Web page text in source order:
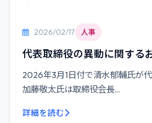
2026/02/17 人事
代表取締役の異動に関する
2026年3月1日付で清水郁輔氏が
加藤敬太氏は取締役会長...
詳細を読む